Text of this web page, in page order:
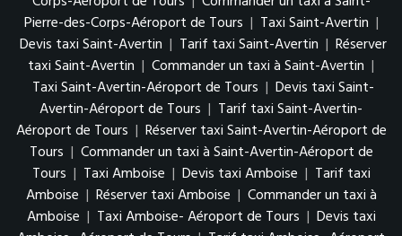
Pierre-des-Corps-Aéroport de Tours | Taxi Saint-Avertin |
Devis taxi Saint-Avertin | Tarif taxi Saint-Avertin | Réserver
taxi Saint-Avertin | Commander un taxi à Saint-Avertin |
Taxi Saint-Avertin-Aéroport de Tours | Devis taxi Saint-
Avertin-Aéroport de Tours | Tarif taxi Saint-Avertin-
Aéroport de Tours | Réserver taxi Saint-Avertin-Aéroport de
Tours | Commander un taxi à Saint-Avertin-Aéroport de
Tours | Taxi Amboise | Devis taxi Amboise | Tarif taxi
Amboise | Réserver taxi Amboise | Commander un taxi à
Amboise | Taxi Amboise- Aéroport de Tours | Devis taxi